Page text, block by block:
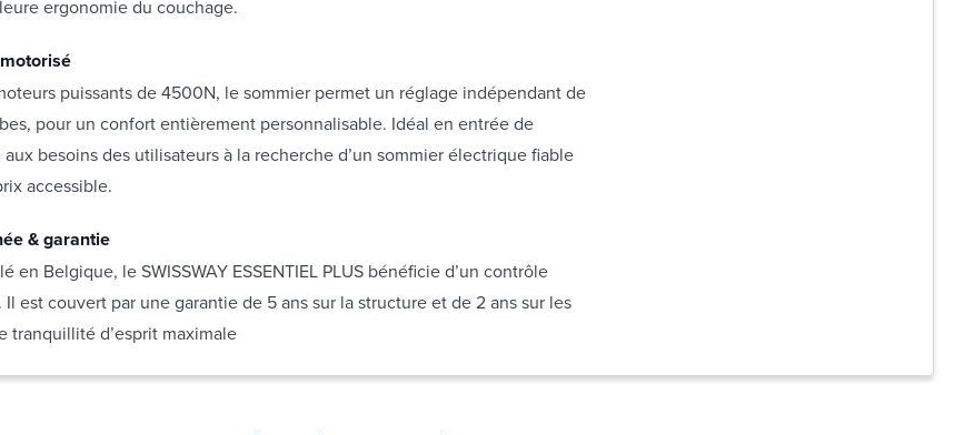
ergonomie du couchage.
puissants de 4500N, le sommier permet un réglage indépendant de
pour un confort entièrement personnalisable. Idéal en entrée de
besoins des utilisateurs à la recherche d’un sommier électrique fiable
accessible.
& garantie
en Belgique, le SWISSWAY ESSENTIEL PLUS bénéficie d’un contrôle
est couvert par une garantie de 5 ans sur la structure et de 2 ans sur les
tranquillité d’esprit maximale